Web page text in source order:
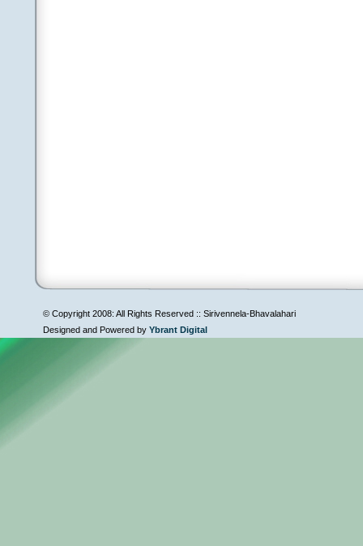
© Copyright 2008: All Rights Reserved :: Sirivennela-Bhavalahari
Designed and Powered by Ybrant Digital